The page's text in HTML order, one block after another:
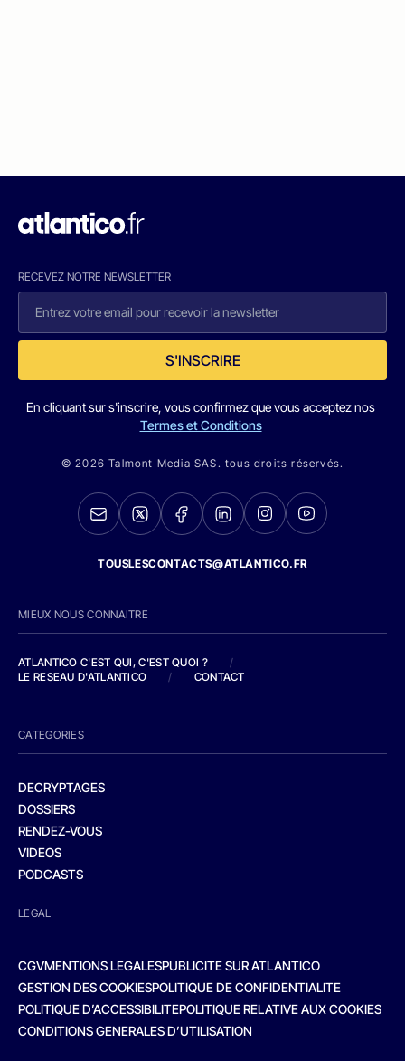
RECEVEZ NOTRE NEWSLETTER
S'INSCRIRE
En cliquant sur s'inscrire, vous confirmez que vous acceptez nos
Termes et Conditions
© 2026 Talmont Media SAS. tous droits réservés.
TOUSLESCONTACTS@ATLANTICO.FR
MIEUX NOUS CONNAITRE
ATLANTICO C'EST QUI, C'EST QUOI ?
/
LE RESEAU D'ATLANTICO
/ CONTACT
CATEGORIES
DECRYPTAGES
DOSSIERS
RENDEZ-VOUS
VIDEOS
PODCASTS
LEGAL
CGVMENTIONS LEGALESPUBLICITE SUR ATLANTICO
GESTION DES COOKIESPOLITIQUE DE CONFIDENTIALITE
POLITIQUE D’ACCESSIBILITEPOLITIQUE RELATIVE AUX COOKIES
CONDITIONS GENERALES D’UTILISATION